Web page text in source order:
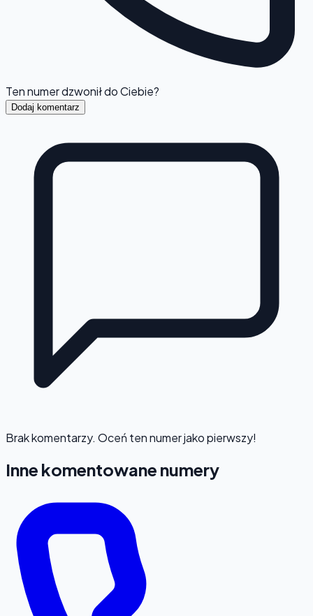
Ten numer dzwonił do Ciebie?
Dodaj komentarz
Brak komentarzy. Oceń ten numer jako pierwszy!
Inne komentowane numery